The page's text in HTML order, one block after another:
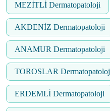
MEZİTLİ Dermatopatoloji
AKDENİZ Dermatopatoloji
ANAMUR Dermatopatoloji
TOROSLAR
ERDEMLİ Dermatopatoloji